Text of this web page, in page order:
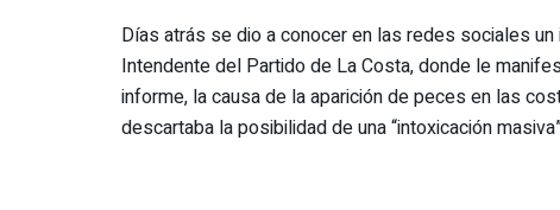
Días atrás se dio a conocer en las redes sociales
Intendente del Partido de La Costa, donde le
informe, la causa de la aparición de peces en las
descartaba la posibilidad de una “intoxicación